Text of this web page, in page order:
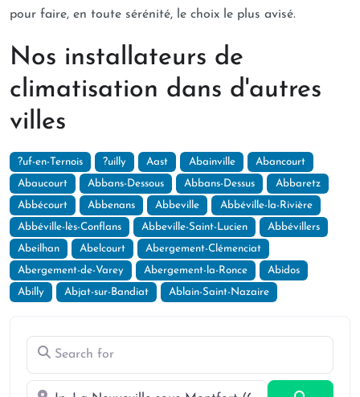
Search for
Near
pour faire, en toute sérénité, le choix le plus avisé.
Nos installateurs de
climatisation dans d'autres
villes
?uf-en-Ternois ?uilly Aast Abainville Abancourt
Abaucourt Abbans-Dessous Abbans-Dessus Abbaretz
Abbécourt Abbenans Abbeville Abbéville-la-Rivière
Abbéville-lès-Conflans Abbeville-Saint-Lucien Abbévillers
Abeilhan Abelcourt Abergement-Clémenciat
Abergement-de-Varey Abergement-la-Ronce Abidos
Abilly Abjat-sur-Bandiat Ablain-Saint-Nazaire